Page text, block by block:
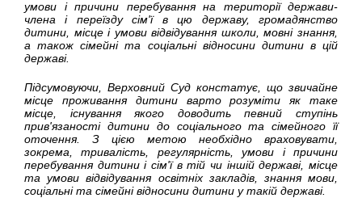
умови і причини перебування на території держави-
члена і переїзду сім'ї в цю державу, громадянство
дитини, місце і умови відвідування школи, мовні знання,
а також сімейні та соціальні відносини дитини в цій
державі.
Підсумовуючи, Верховний Суд констатує, що звичайне
місце проживання дитини варто розуміти як таке
місце, існування якого доводить певний ступінь
прив'язаності дитини до соціального та сімейного її
оточення. З цією метою необхідно враховувати,
зокрема, тривалість, регулярність, умови і причини
перебування дитини і сім'ї в тій чи іншій державі, місце
та умови відвідування освітніх закладів, знання мови,
соціальні та сімейні відносини дитини у такій державі.